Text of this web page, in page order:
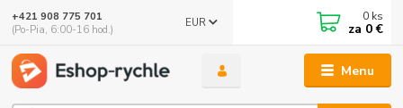
Menu
EUR
+421 908 775 701
(Po-Pia, 6:00-16 hod.)
0 ks
za 0 €